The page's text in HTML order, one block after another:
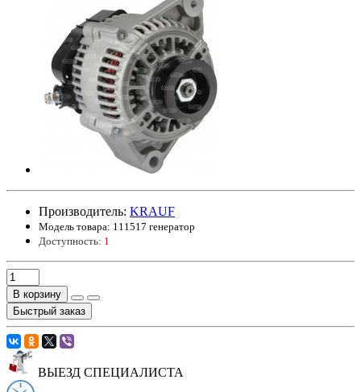
Производитель: KRAUF
Модель товара: 111517 генератор
Доступность: 1
В корзину
Быстрый заказ
ВЫЕЗД СПЕЦИАЛИСТА